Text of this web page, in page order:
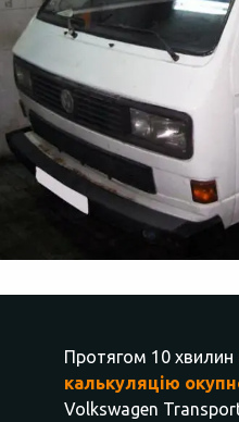
Протягом 10 хвилин
калькуляцію
Volkswagen